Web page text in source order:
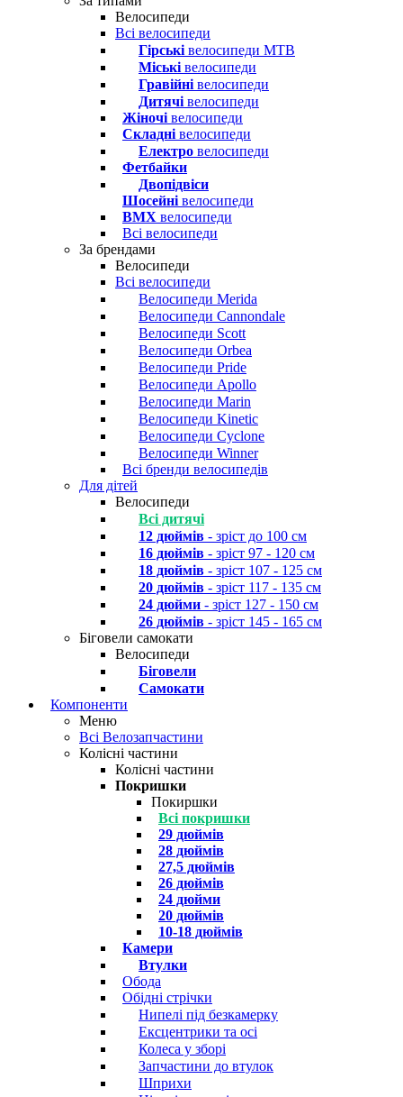
Велосипеди
Всі велосипеди
Гірські велосипеди MTB
Міські велосипеди
Гравійні велосипеди
Дитячі велосипеди
Жіночі велосипеди
Складні велосипеди
Електро велосипеди
Фетбайки
Двопідвіси
Шосейні велосипеди
BMX велосипеди
Всі велосипеди
За брендами
Велосипеди
Всі велосипеди
Велосипеди Merida
Велосипеди Cannondale
Велосипеди Scott
Велосипеди Orbea
Велосипеди Pride
Велосипеди Apollo
Велосипеди Marin
Велосипеди Kinetic
Велосипеди Cyclone
Велосипеди Winner
Всі бренди велосипедів
Для дітей
Велосипеди
Всі дитячі
12 дюймів - зріст до 100 см
16 дюймів - зріст 97 - 120 см
18 дюймів - зріст 107 - 125 см
20 дюймів - зріст 117 - 135 см
24 дюйми - зріст 127 - 150 см
26 дюймів - зріст 145 - 165 см
Біговели самокати
Велосипеди
Біговели
Самокати
Компоненти
Меню
Всі Велозапчастини
Колісні частини
Колісні частини
Покришки
Покиршки
Всі покришки
29 дюймів
28 дюймів
27,5 дюймів
26 дюймів
24 дюйми
20 дюймів
10-18 дюймів
Камери
Втулки
Обода
Обідні стрічки
Нипелі під безкамерку
Ексцентрики та осі
Колеса у зборі
Запчастини до втулок
Шприхи